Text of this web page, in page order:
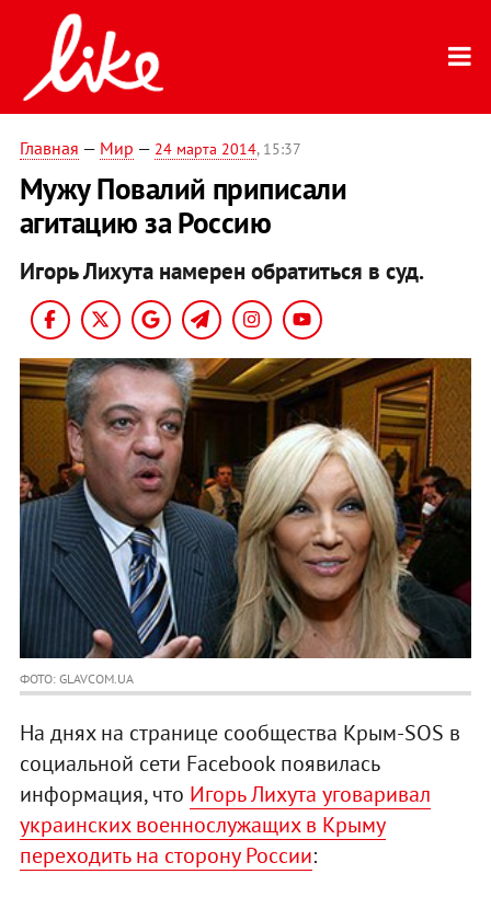
Главная — Мир — 24 марта 2014, 15:37
Мужу Повалий приписали
агитацию за Россию
Игорь Лихута намерен обратиться в суд.
ФОТО: GLAVCOM.UA
На днях на странице сообщества Крым-SOS в
социальной сети Facebook появилась
информация, что Игорь Лихута уговаривал
украинских военнослужащих в Крыму
переходить на сторону России: